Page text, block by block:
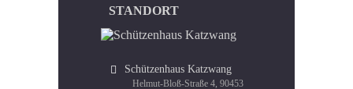
STANDORT
Schützenhaus Katzwang
Helmut-Bloß-Straße 4, 90453